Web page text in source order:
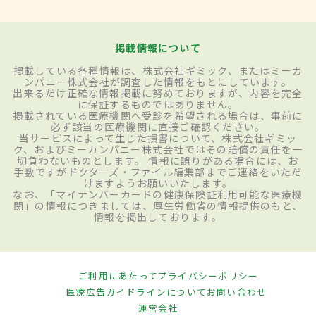
掲載情報について
掲載している各種情報は、株式会社ギミック、またはミーカ
ンパニー株式会社が調査した情報をもとにしています。
出来るだけ正確な情報掲載に努めておりますが、内容を完全
に保証するものではありません。
掲載されている医療機関へ受診を希望される場合は、事前に
必ず該当の医療機関に直接ご確認ください。
当サービスによって生じた損害について、株式会社ギミッ
ク、およびミーカンパニー株式会社ではその賠償の責任を一
切負わないものとします。 情報に誤りがある場合には、お
手数ですがドクターズ・ファイル編集部までご連絡をいただ
けますようお願いいたします。
なお、「マイナンバーカードの健康保険証利用可能な医療機
関」の情報につきましては、厚生労働省の情報提供のもと、
情報を掲出しております。
ご利用にあたってプライバシーポリシー
医療広告ガイドラインについてお問い合わせ
運営会社